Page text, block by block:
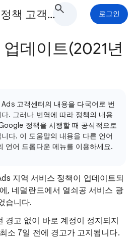
Google Ads 정책 고객센터 로그인
데이트(2021년
고객센터의 내용을 다국어로 번
. 그러나 번역에 따라 정책의 내용
정책을 시행할 때 공식적으로
다. 이 도움말의 내용을 다른 언어
언어 드롭다운 메뉴를 이용하세요.
지역 서비스 정책이 업데이트되
, 네덜란드에서 열쇠공 서비스 광
습니다.
경고 없이 바로 계정이 정지되지
소 7일 전에 경고가 고지됩니다.